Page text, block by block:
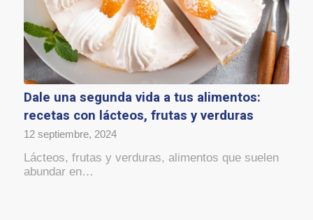
Dale una segunda vida a tus alimentos:
recetas con lácteos, frutas y verduras
12 septiembre, 2024
Lácteos, frutas y verduras, alimentos que suelen
abundar en…